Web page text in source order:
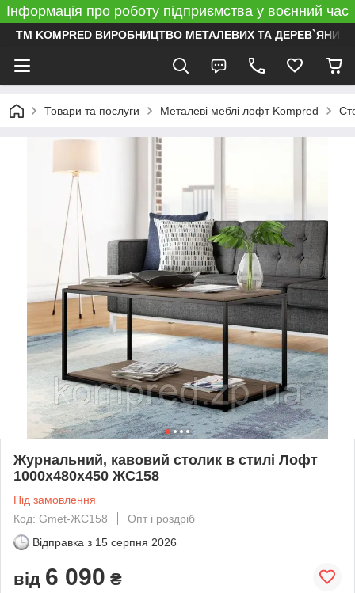
Інформація про роботу підприємства у воєнний час
ТМ KOMPRED ВИРОБНИЦТВО МЕТАЛЕВИХ ТА ДЕРЕВ`ЯНИХ
Товари та послуги Металеві меблі лофт Kompred
Журнальний, кавовий столик в стилі Лофт
1000х480х450 ЖС158
Під замовлення
Код: Gmet-ЖС158
Опт і роздріб
Відправка з 15 серпня 2026
від 6 090 ₴